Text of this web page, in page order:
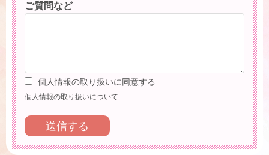
ご質問など
個人情報の取り扱いに同意する
個人情報の取り扱いについて